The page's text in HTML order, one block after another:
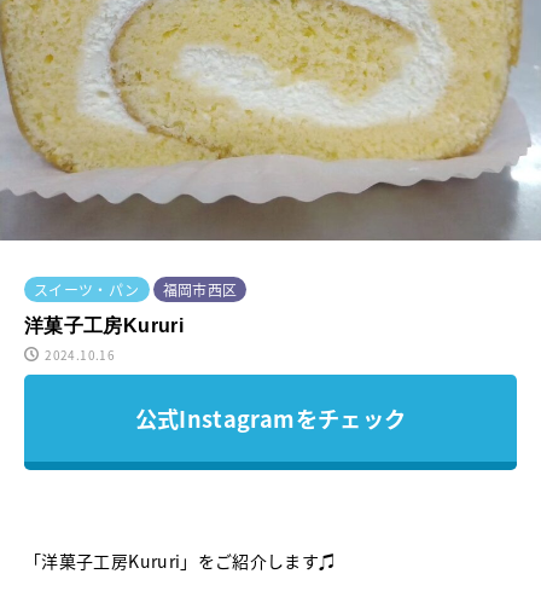
スイーツ・パン
福岡市西区
洋菓子工房Kururi
2024.10.16
公式Instagramをチェック
「洋菓子工房Kururi」をご紹介します♫